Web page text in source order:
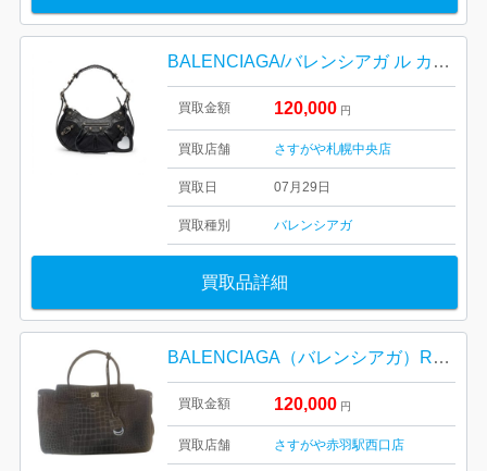
BALENCIAGA/バレンシアガ ル カゴール XS ショルダーバッグ
買取金額 120,000 円
買取店舗 さすがや札幌中央店
買取日 07月29日
買取種別 バレンシアガ
買取品詳細
BALENCIAGA（バレンシアガ）RODEO 789772 バッグ
買取金額 120,000 円
買取店舗 さすがや赤羽駅西口店